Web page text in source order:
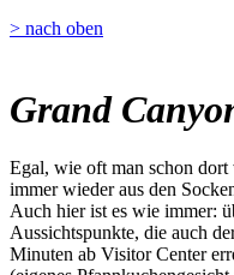
> nach oben
Grand
Egal, wie oft man schon
immer wieder aus den
Auch hier ist es wie immer:
Aussichtspunkte, die auch
Minuten ab Visitor Center